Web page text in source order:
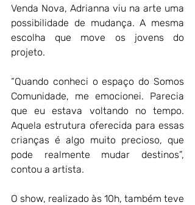
Venda Nova, Adrianna viu na arte uma
possibilidade de mudança. A mesma
escolha que move os jovens do
projeto.
“Quando conheci o espaço do Somos
Comunidade, me emocionei. Parecia
que eu estava voltando no tempo.
Aquela estrutura oferecida para essas
crianças é algo muito precioso, que
pode realmente mudar destinos”,
contou a artista.
O show, realizado às 10h, também teve